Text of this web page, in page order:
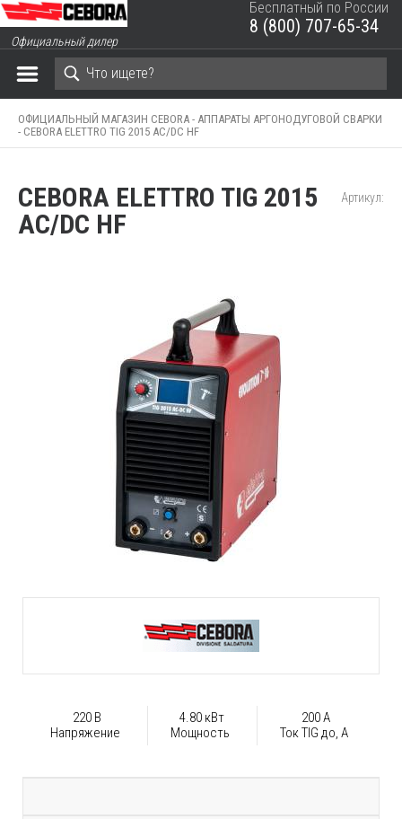
Официальный дилер
Бесплатный по России
8 (800) 707-65-34
ОФИЦИАЛЬНЫЙ МАГАЗИН CEBORA - АППАРАТЫ АРГОНОДУГОВОЙ СВАРКИ
- CEBORA ELETTRO TIG 2015 AC/DC HF
CEBORA ELETTRO TIG 2015
AC/DC HF
Артикул:
220 В
Напряжение
4.80 кВт
Мощность
200 А
Ток TIG до, А
ЗАКРЫТЬ КОРЗИНУ